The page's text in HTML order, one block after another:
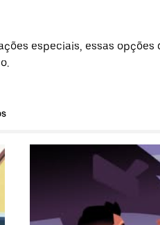
especiais, essas